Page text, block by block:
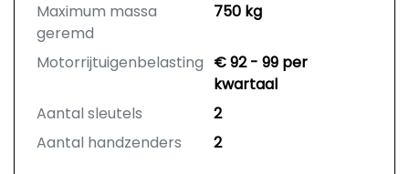
Maximum massa
geremd
750 kg
Motorrijtuigenbelasting € 92 - 99 per
kwartaal
Aantal sleutels
2
Aantal handzenders
2